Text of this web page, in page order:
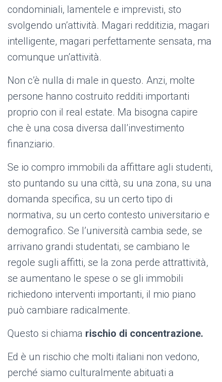
condominiali, lamentele e imprevisti, sto
svolgendo un’attività. Magari redditizia, magari
intelligente, magari perfettamente sensata, ma
comunque un’attività.
Non c’è nulla di male in questo. Anzi, molte
persone hanno costruito redditi importanti
proprio con il real estate. Ma bisogna capire
che è una cosa diversa dall’investimento
finanziario.
Se io compro immobili da affittare agli studenti,
sto puntando su una città, su una zona, su una
domanda specifica, su un certo tipo di
normativa, su un certo contesto universitario e
demografico. Se l’università cambia sede, se
arrivano grandi studentati, se cambiano le
regole sugli affitti, se la zona perde attrattività,
se aumentano le spese o se gli immobili
richiedono interventi importanti, il mio piano
può cambiare radicalmente.
Questo si chiama rischio di concentrazione.
Ed è un rischio che molti italiani non vedono,
perché siamo culturalmente abituati a